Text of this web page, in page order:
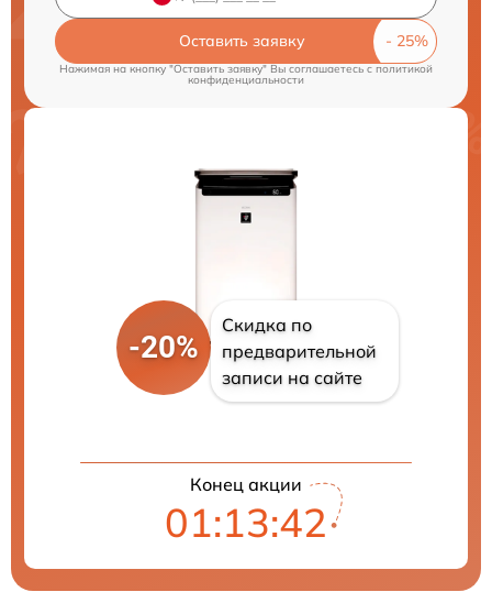
Оставить заявку
Нажимая на кнопку "Оставить заявку" Вы соглашаетесь cполитикой
конфиденциальности
-20%
Скидка по
предварительной
записи на сайте
Конец акции
01:13:41